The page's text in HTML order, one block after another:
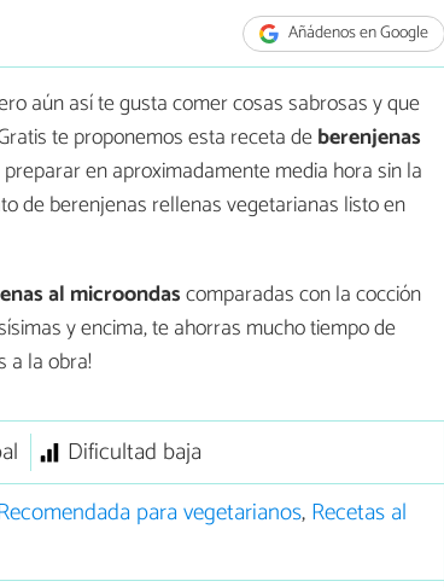
Añádenos en Google
aún así te gusta comer cosas sabrosas y que
te proponemos esta receta deberenjenas
en aproximadamente media hora sin la
de berenjenas rellenas vegetarianas listo en
al microondascomparadas con la cocción
y encima, te ahorras mucho tiempo de
a la obra!
Dificultad baja
para vegetarianos,Recetas al